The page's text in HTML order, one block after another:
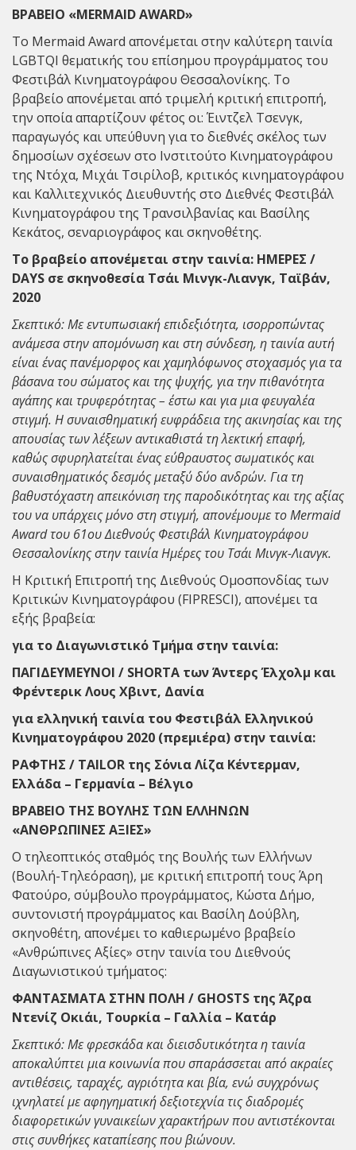
ΒΡΑΒΕΙΟ «MERMAID AWARD»
Το Mermaid Award απονέμεται στην καλύτερη ταινία
LGBTQI θεματικής του επίσημου προγράμματος του
Φεστιβάλ Κινηματογράφου Θεσσαλονίκης. Το
βραβείο απονέμεται από τριμελή κριτική επιτροπή,
την οποία απαρτίζουν φέτος οι: Έιντζελ Τσενγκ,
παραγωγός και υπεύθυνη για το διεθνές σκέλος των
δημοσίων σχέσεων στο Ινστιτούτο Κινηματογράφου
της Ντόχα, Μιχάι Τσιρίλοβ, κριτικός κινηματογράφου
και Καλλιτεχνικός Διευθυντής στο Διεθνές Φεστιβάλ
Κινηματογράφου της Τρανσιλβανίας και Βασίλης
Κεκάτος, σεναριογράφος και σκηνοθέτης.
Το βραβείο απονέμεται στην ταινία: ΗΜΕΡΕΣ /
DAYS σε σκηνοθεσία Τσάι Μινγκ-Λιανγκ, Ταϊβάν,
2020
Σκεπτικό: Με εντυπωσιακή επιδεξιότητα, ισορροπώντας
ανάμεσα στην απομόνωση και στη σύνδεση, η ταινία αυτή
είναι ένας πανέμορφος και χαμηλόφωνος στοχασμός για τα
βάσανα του σώματος και της ψυχής, για την πιθανότητα
αγάπης και τρυφερότητας – έστω και για μια φευγαλέα
στιγμή. Η συναισθηματική ευφράδεια της ακινησίας και της
απουσίας των λέξεων αντικαθιστά τη λεκτική επαφή,
καθώς σφυρηλατείται ένας εύθραυστος σωματικός και
συναισθηματικός δεσμός μεταξύ δύο ανδρών. Για τη
βαθυστόχαστη απεικόνιση της παροδικότητας και της αξίας
του να υπάρχεις μόνο στη στιγμή, απονέμουμε το Mermaid
Award του 61ου Διεθνούς Φεστιβάλ Κινηματογράφου
Θεσσαλονίκης στην ταινία Ημέρες του Τσάι Μινγκ-Λιανγκ.
Η Κριτική Επιτροπή της Διεθνούς Ομοσπονδίας των
Κριτικών Κινηματογράφου (FIPRESCI), απονέμει τα
εξής βραβεία:
για το Διαγωνιστικό Τμήμα στην ταινία:
ΠΑΓΙΔΕΥΜΕΥΝΟΙ / SHORTA των Άντερς Έλχολμ και
Φρέντερικ Λους Χβιντ, Δανία
για ελληνική ταινία του Φεστιβάλ Ελληνικού
Κινηματογράφου 2020 (πρεμιέρα) στην ταινία:
ΡΑΦΤΗΣ / TAILOR της Σόνια Λίζα Κέντερμαν,
Ελλάδα – Γερμανία – Βέλγιο
ΒΡΑΒΕΙΟ ΤΗΣ ΒΟΥΛΗΣ ΤΩΝ ΕΛΛΗΝΩΝ
«ΑΝΘΡΩΠΙΝΕΣ ΑΞΙΕΣ»
Ο τηλεοπτικός σταθμός της Βουλής των Ελλήνων
(Βουλή-Τηλεόραση), με κριτική επιτροπή τους​ Άρη
Φατούρο, σύμβουλο προγράμματος, Κώστα Δήμο,
συντονιστή προγράμματος και Βασίλη Δούβλη,
σκηνοθέτη, απονέμει το καθιερωμένο βραβείο
«Ανθρώπινες Αξίες» στην ταινία του Διεθνούς
Διαγωνιστικού τμήματος:
ΦΑΝΤΑΣΜΑΤΑ ΣΤΗΝ ΠΟΛΗ / GHOSTS της Άζρα
Ντενίζ Οκιάι, Τουρκία – Γαλλία – Κατάρ
Σκεπτικό: Με φρεσκάδα και διεισδυτικότητα η ταινία
αποκαλύπτει μια κοινωνία που σπαράσσεται από ακραίες
αντιθέσεις, ταραχές, αγριότητα και βία, ενώ συγχρόνως
ιχνηλατεί με αφηγηματική δεξιοτεχνία τις διαδρομές
διαφορετικών γυναικείων χαρακτήρων που αντιστέκονται
στις συνθήκες καταπίεσης που βιώνουν.